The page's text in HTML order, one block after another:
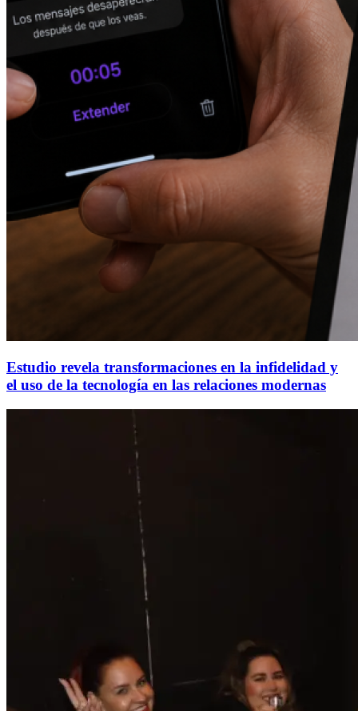
Estudio revela transformaciones en la infidelidad y
el uso de la tecnología en las relaciones modernas